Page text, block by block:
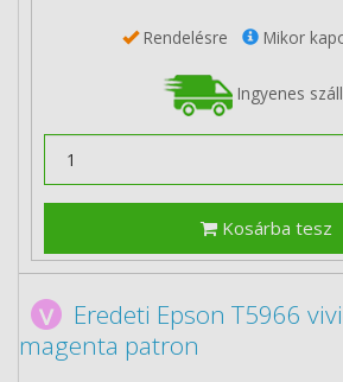
Rendelésre Mikor
Ingyenes
Kosárba tesz
Eredeti Epson T5966
magenta patron